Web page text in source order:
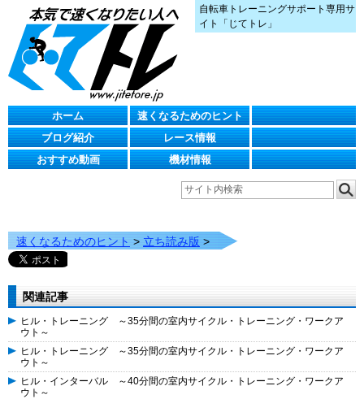
自転車トレーニングサポート専用サ
イト「じてトレ」
ホーム
速くなるためのヒント
ブログ紹介
レース情報
おすすめ動画
機材情報
速くなるためのヒント > 立ち読み版 >
関連記事
ヒル・トレーニング ～35分間の室内サイクル・トレーニング・ワークア
ウト～
ヒル・トレーニング ～35分間の室内サイクル・トレーニング・ワークア
ウト～
ヒル・インターバル ～40分間の室内サイクル・トレーニング・ワークア
ウト～